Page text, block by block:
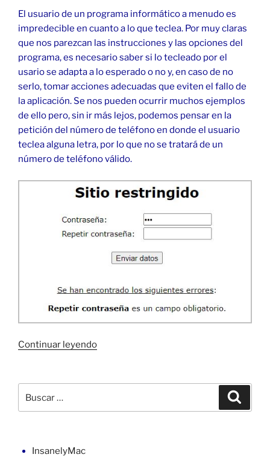
El usuario de un programa informático a menudo es
impredecible en cuanto a lo que teclea. Por muy claras
que nos parezcan las instrucciones y las opciones del
programa, es necesario saber si lo tecleado por el
usario se adapta a lo esperado o no y, en caso de no
serlo, tomar acciones adecuadas que eviten el fallo de
la aplicación. Se nos pueden ocurrir muchos ejemplos
de ello pero, sin ir más lejos, podemos pensar en la
petición del número de teléfono en donde el usuario
teclea alguna letra, por lo que no se tratará de un
número de teléfono válido.
Continuar leyendo«Controles
en
por:
InsanelyMac